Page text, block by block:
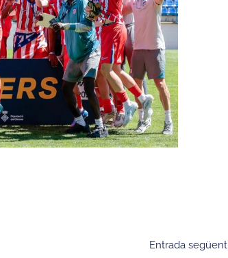
Entrada següent